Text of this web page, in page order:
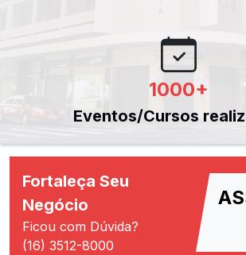
1000+
Eventos/Cursos
Fortaleça Seu
Negócio
Ficou com Dúvida?
(16) 3512-8000